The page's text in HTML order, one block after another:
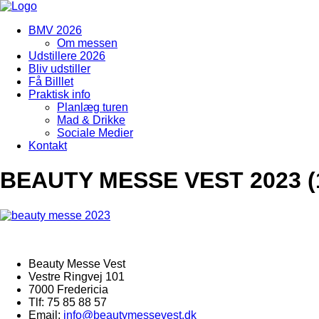
BMV 2026
Om messen
Udstillere 2026
Bliv udstiller
Få Billlet
Praktisk info
Planlæg turen
Mad & Drikke
Sociale Medier
Kontakt
BEAUTY MESSE VEST 2023
Beauty Messe Vest
Vestre Ringvej 101
7000 Fredericia
Tlf: 75 85 88 57
Email: info@beautymessevest.dk